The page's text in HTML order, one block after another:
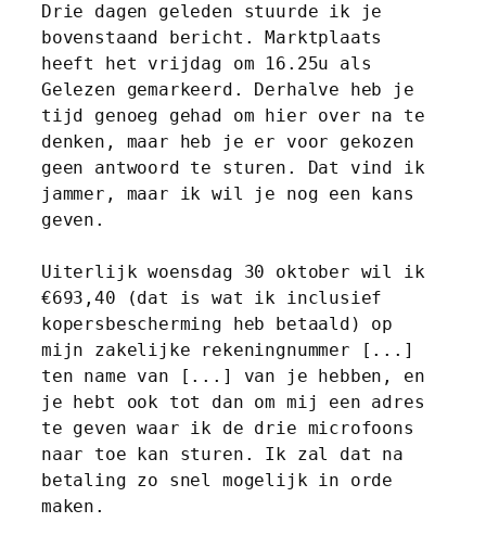
​Drie dagen geleden stuurde ik je
bovenstaand bericht. Marktplaats
heeft het vrijdag om 16.25u als
Gelezen gemarkeerd. Derhalve heb je
tijd genoeg gehad om hier over na te
denken, maar heb je er voor gekozen
geen antwoord te sturen. Dat vind ik
jammer, maar ik wil je nog een kans
geven.
​Uiterlijk woensdag 30 oktober wil ik
€693,40 (dat is wat ik inclusief
kopersbescherming heb betaald) op
mijn zakelijke rekeningnummer [...]
ten name van [...] ​​van je hebben, en
je hebt ook tot dan om mij een adres
te geven waar ik de drie microfoons
naar toe kan sturen. Ik zal dat na
betaling zo snel mogelijk in orde
maken.